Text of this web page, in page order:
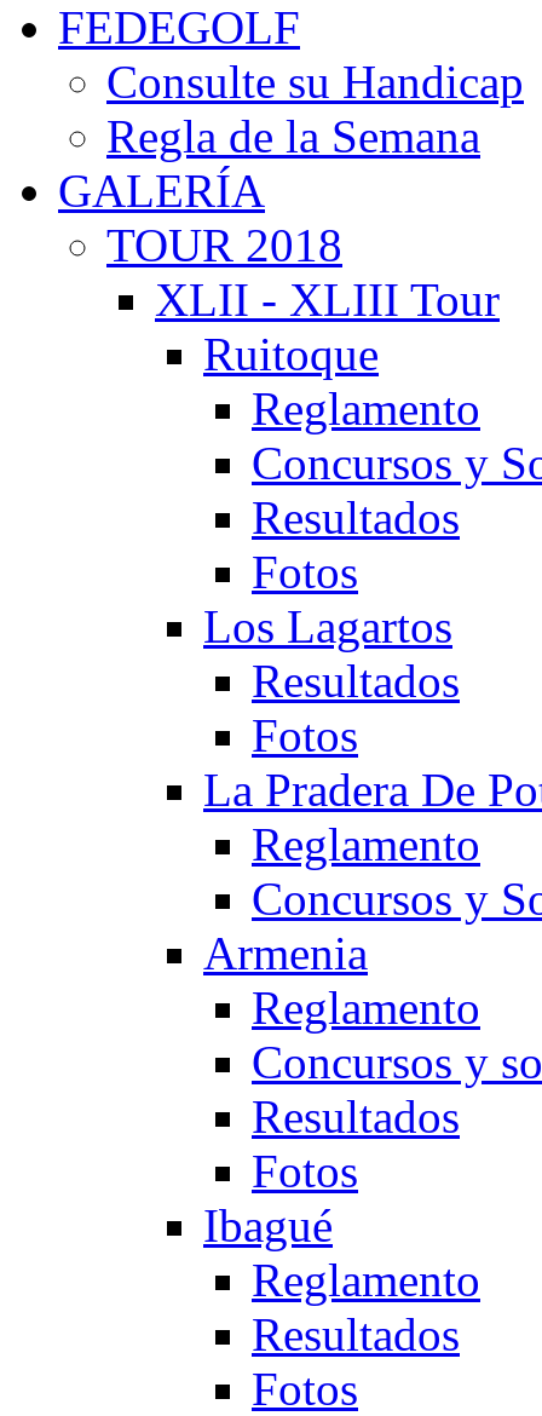
FEDEGOLF
Consulte su Handicap
Regla de la Semana
GALERÍA
TOUR 2018
XLII - XLIII Tour
Ruitoque
Reglamento
Concursos y
Resultados
Fotos
Los Lagartos
Resultados
Fotos
La Pradera De
Reglamento
Concursos y
Armenia
Reglamento
Concursos y
Resultados
Fotos
Ibagué
Reglamento
Resultados
Fotos